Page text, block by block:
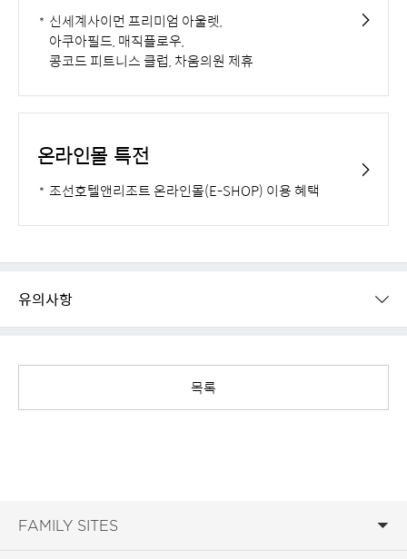
신세계사이먼 프리미엄 아울렛,
아쿠아필드, 매직플로우,
콩코드 피트니스 클럽, 차움의원 제휴
온라인몰 특전
조선호텔앤리조트 온라인몰(E-SHOP) 이용 혜택
유의사항
목록